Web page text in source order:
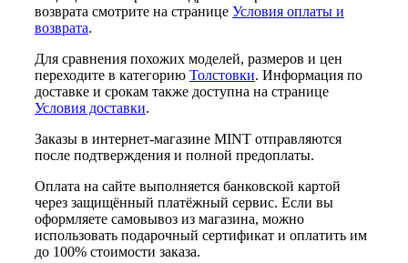
возврата смотрите на странице Условия оплаты и
возврата.
Для сравнения похожих моделей, размеров и цен
переходите в категорию Толстовки. Информация по
доставке и срокам также доступна на странице
Условия доставки.
Заказы в интернет-магазине MINT отправляются
после подтверждения и полной предоплаты.
Оплата на сайте выполняется банковской картой
через защищённый платёжный сервис. Если вы
оформляете самовывоз из магазина, можно
использовать подарочный сертификат и оплатить им
до 100% стоимости заказа.